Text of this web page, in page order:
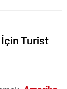
Turist